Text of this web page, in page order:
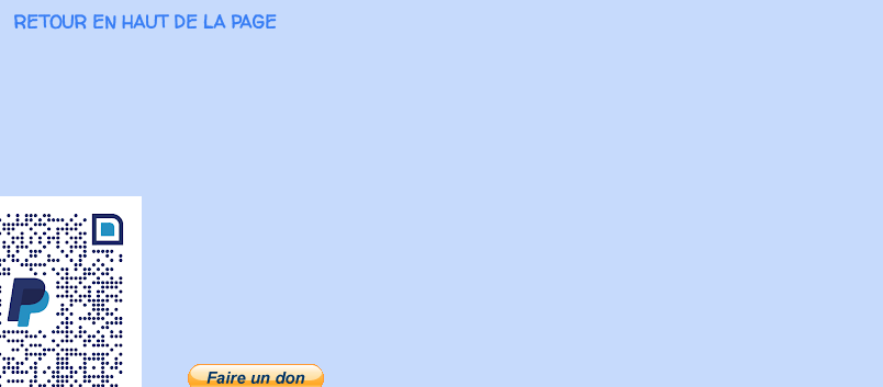
RETOUR EN HAUT DE LA PAGE